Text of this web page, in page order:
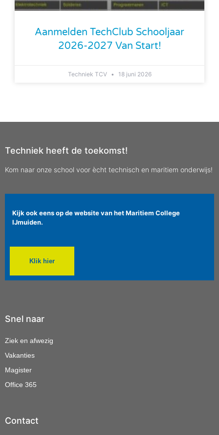
Aanmelden TechClub Schooljaar
2026-2027 Van Start!
Techniek TCV 18 juni 2026
Techniek heeft de toekomst!
Kom naar onze school voor ècht technisch en maritiem onderwijs!
Kijk ook eens op de website van het Maritiem College
IJmuiden.
Klik hier
Snel naar
Ziek en afwezig
Vakanties
Magister
Office 365
Contact